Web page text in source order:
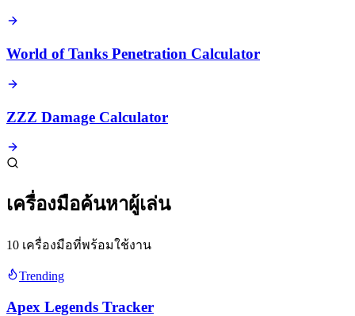
World of Tanks Penetration Calculator
ZZZ Damage Calculator
เครื่องมือค้นหาผู้เล่น
10 เครื่องมือที่พร้อมใช้งาน
Trending
Apex Legends Tracker